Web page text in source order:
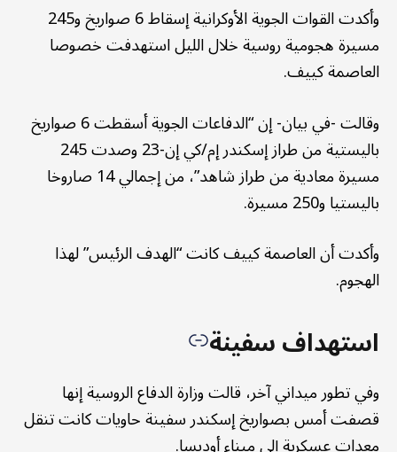
وأكدت القوات الجوية الأوكرانية إسقاط 6 صواريخ و245
مسيرة هجومية روسية خلال الليل استهدفت خصوصا
العاصمة كييف.
وقالت -في بيان- إن “الدفاعات الجوية أسقطت 6 صواريخ
باليستية من طراز إسكندر إم/كي إن-23 وصدت 245
مسيرة معادية من طراز شاهد”، من إجمالي 14 صاروخا
باليستيا و250 مسيرة.
وأكدت أن العاصمة كييف كانت “الهدف الرئيس” لهذا
الهجوم.
استهداف سفينة
وفي تطور ميداني آخر، قالت وزارة الدفاع الروسية إنها
قصفت أمس بصواريخ إسكندر سفينة حاويات كانت تنقل